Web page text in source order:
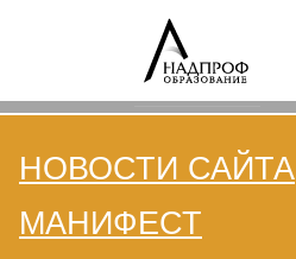
НОВОСТИ САЙТА
МАНИФЕСТ